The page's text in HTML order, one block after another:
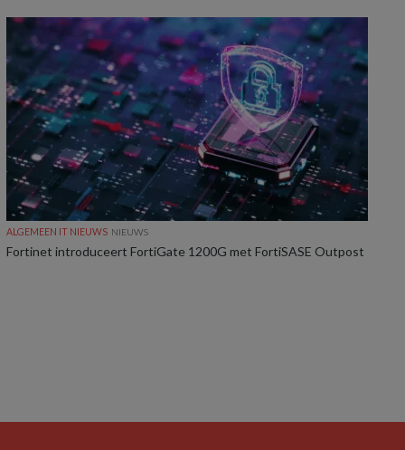
ALGEMEEN IT NIEUWS NIEUWS
Fortinet introduceert FortiGate 1200G met FortiSASE Outpost